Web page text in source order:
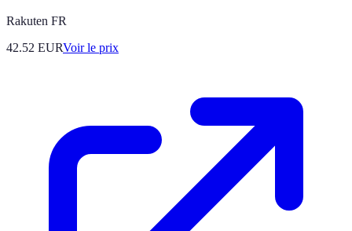
Rakuten FR
42.52 EURVoir le prix